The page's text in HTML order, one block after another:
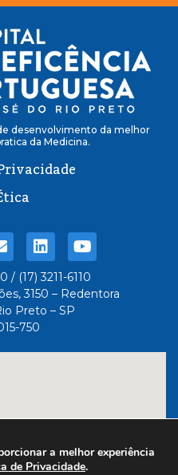
desenvolvimento da melhor
da Medicina.
/ (17) 3211-6110
3150 – Redentora
Preto – SP
750
a melhor experiência
de Privacidade.